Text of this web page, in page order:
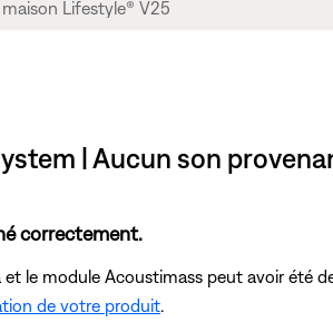
| Aucun son
correctement.
le module Acoustimass peut avoir été
de votre produit